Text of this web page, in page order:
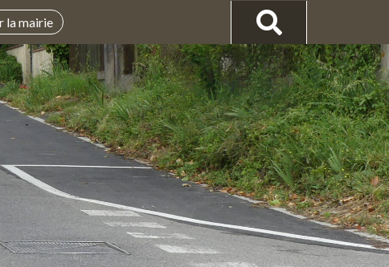
la mairie